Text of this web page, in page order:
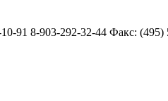
91 8-903-292-32-44 Факс: